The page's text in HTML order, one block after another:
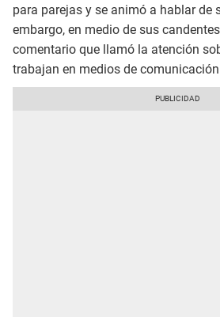
para parejas y se animó a hablar de
embargo, en medio de sus
comentario que llamó la atención
trabajan en medios de